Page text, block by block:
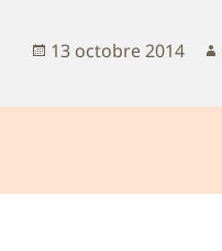
Publié
13 octobre 2014